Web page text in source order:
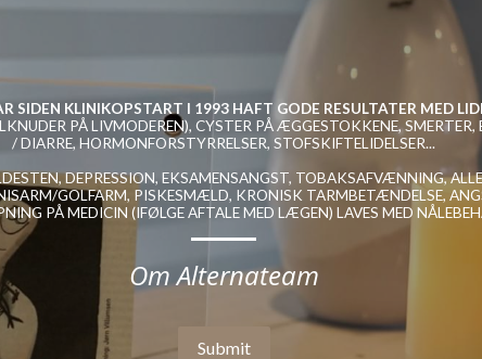
SIDEN KLINIKOPSTART I 1993 HAFT GODE RESULTATER MED
PÅ LIVMODEREN), CYSTER PÅ ÆGGESTOKKENE, SMERTER,
/ DIARRE, HORMONFORSTYRRELSER, STOFSKIFTELIDELSER...
DEPRESSION, EKSAMENSANGST, TOBAKSAFVÆNNING,
GOLFARM, PISKESMÆLD, KRONISK TARMBETÆNDELSE,
PÅ MEDICIN (IFØLGE AFTALE MED LÆGEN) LAVES MED
Om Alternateam
Submit